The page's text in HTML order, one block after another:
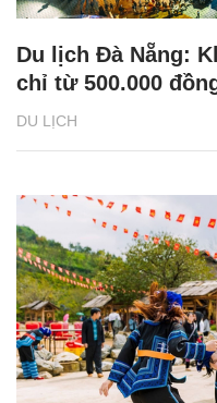
DU LỊCH
Du lịch Đà Nẵng:
chỉ từ 500.000